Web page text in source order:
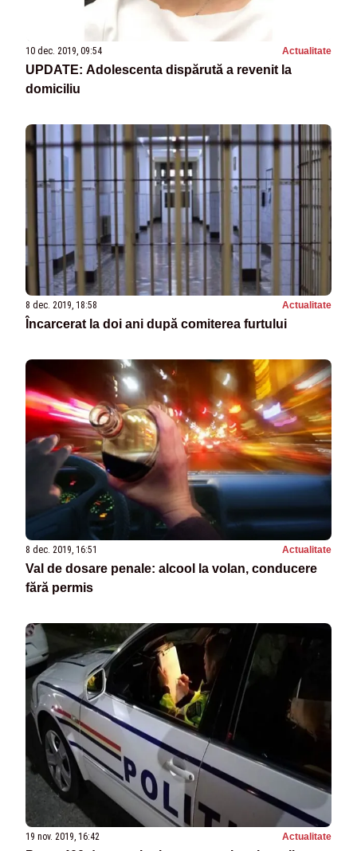
10 dec. 2019, 09:54 Actualitate
UPDATE: Adolescenta dispărută a revenit la
domiciliu
8 dec. 2019, 18:58 Actualitate
Încarcerat la doi ani după comiterea furtului
8 dec. 2019, 16:51 Actualitate
Val de dosare penale: alcool la volan, conducere
fără permis
19 nov. 2019, 16:42 Actualitate